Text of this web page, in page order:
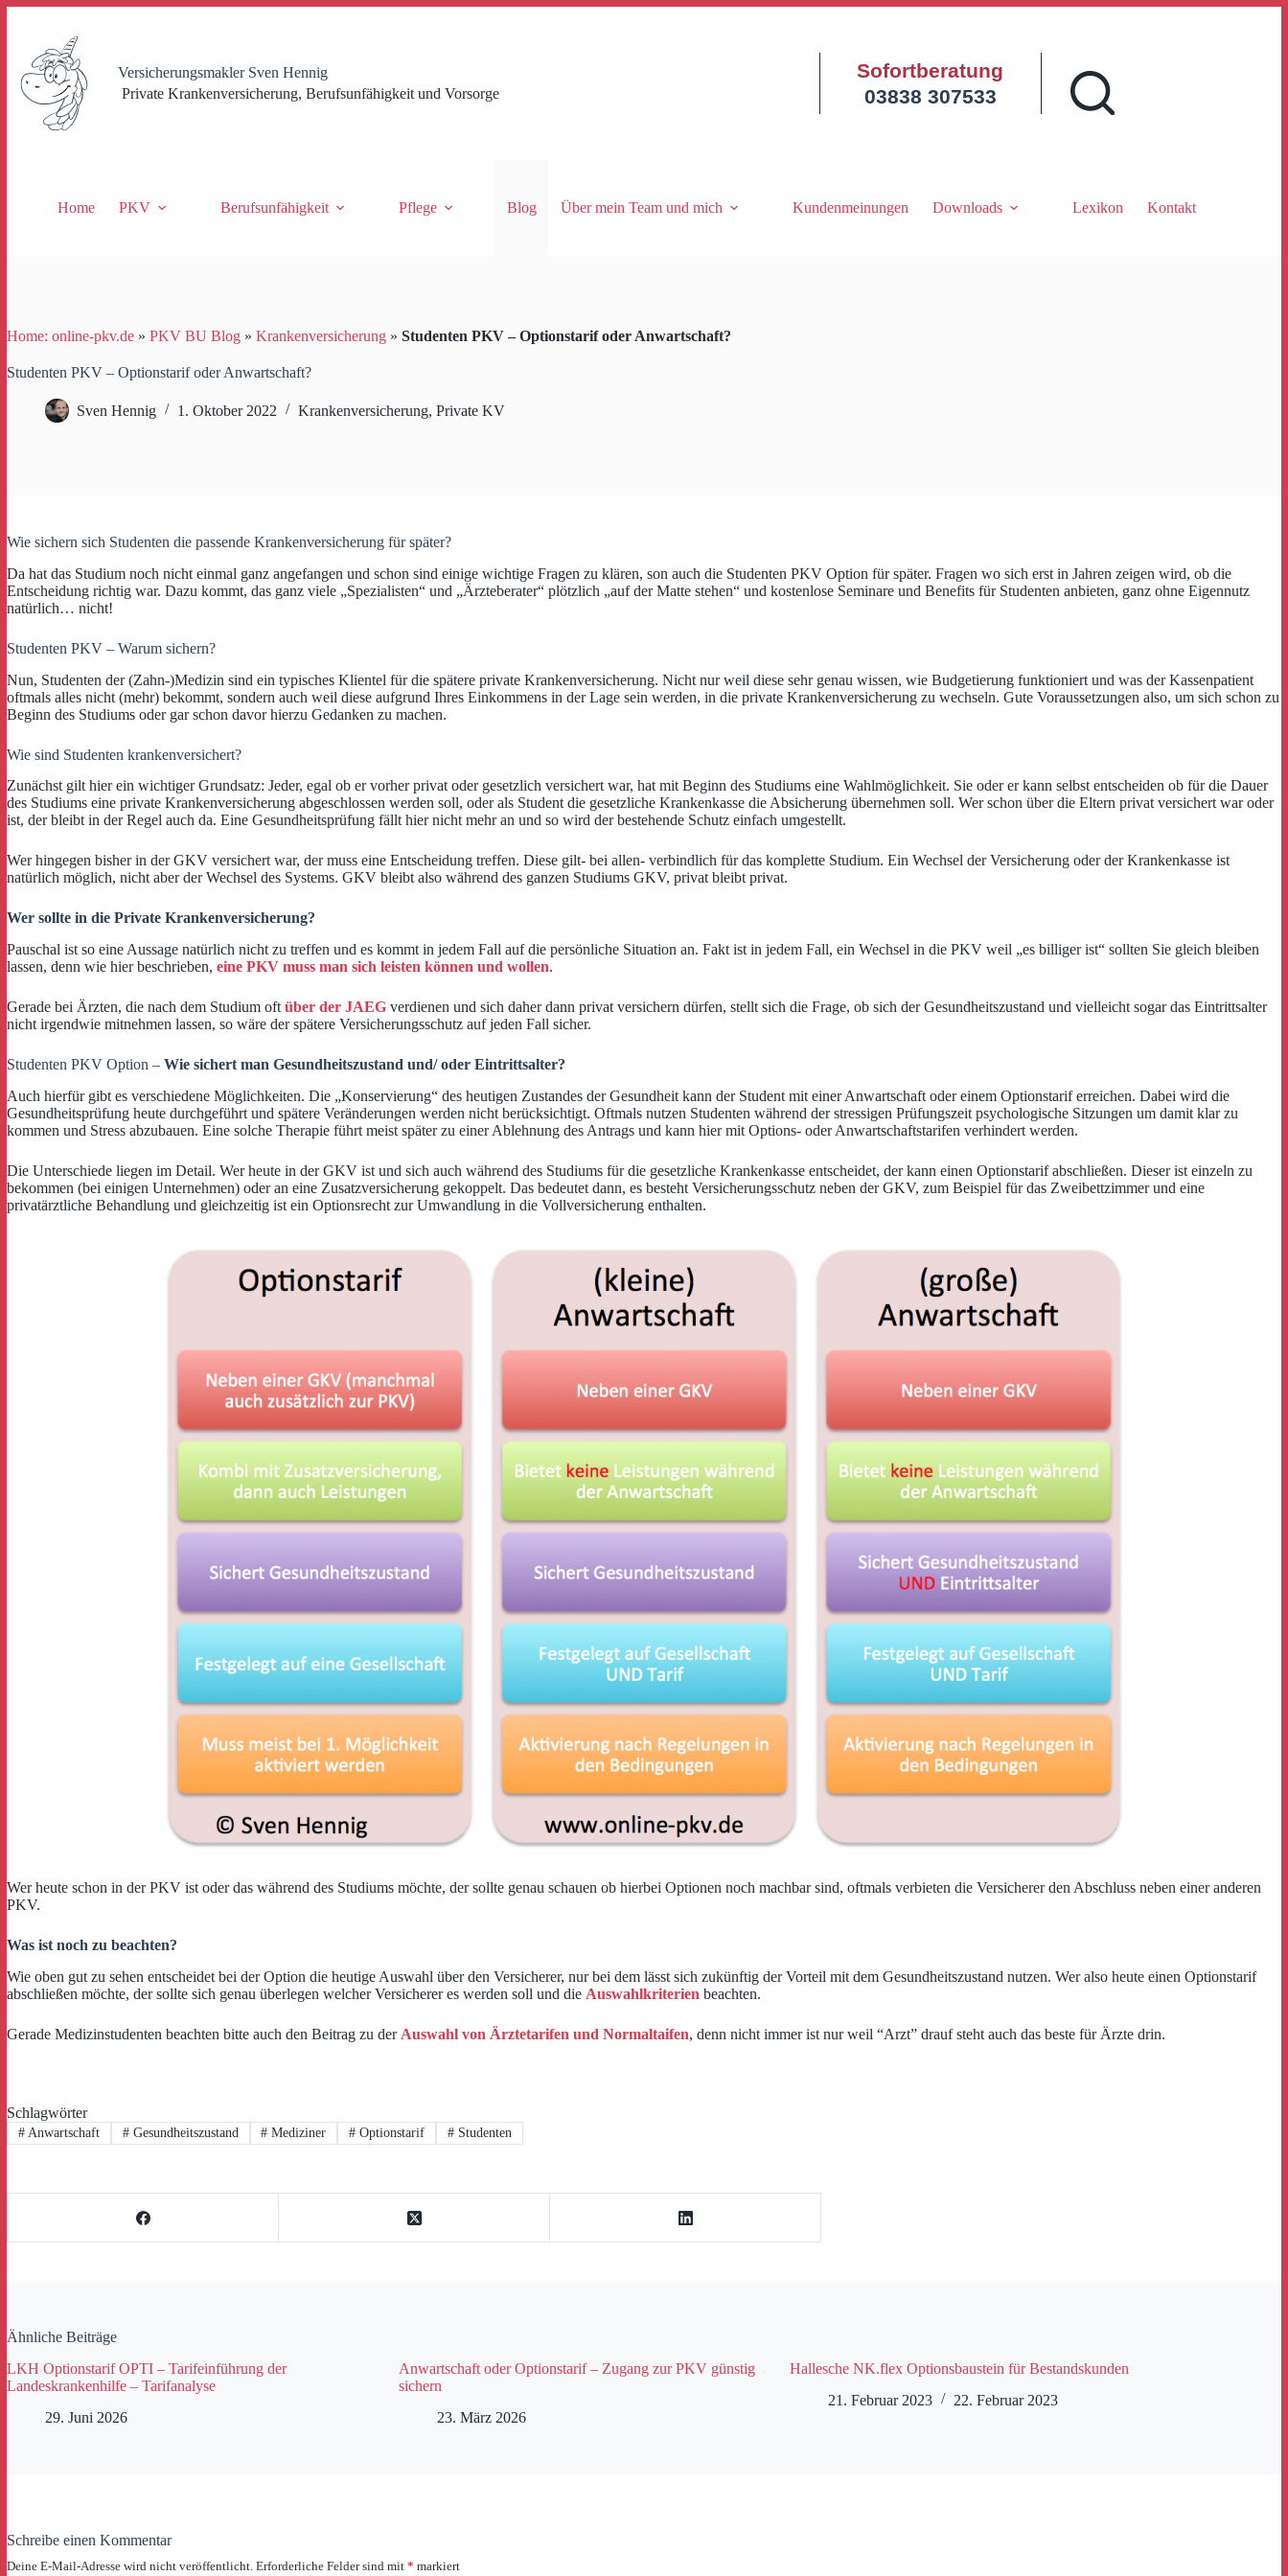
springen
Versicherungsmakler Sven Hennig
Private Krankenversicherung, Berufsunfähigkeit und Vorsorge
Sofortberatung
03838 307533
Home PKV Berufsunfähigkeit Pflege Blog Über mein Team und mich Kundenmeinungen Downloads Lexikon Kontakt
Home: online-pkv.de » PKV BU Blog » Krankenversicherung » Studenten PKV – Optionstarif oder Anwartschaft?
Studenten PKV – Optionstarif oder Anwartschaft?
Sven Hennig 1. Oktober 2022 Krankenversicherung, Private KV
Wie sichern sich Studenten die passende Krankenversicherung für später?
Da hat das Studium noch nicht einmal ganz angefangen und schon sind einige wichtige Fragen zu klären, son auch die Studenten PKV Option für später. Fragen wo sich erst in Jahren zeigen wird, ob die
Entscheidung richtig war. Dazu kommt, das ganz viele „Spezialisten“ und „Ärzteberater“ plötzlich „auf der Matte stehen“ und kostenlose Seminare und Benefits für Studenten anbieten, ganz ohne Eigennutz
natürlich… nicht!
Studenten PKV – Warum sichern?
Nun, Studenten der (Zahn-)Medizin sind ein typisches Klientel für die spätere private Krankenversicherung. Nicht nur weil diese sehr genau wissen, wie Budgetierung funktioniert und was der Kassenpatient
oftmals alles nicht (mehr) bekommt, sondern auch weil diese aufgrund Ihres Einkommens in der Lage sein werden, in die private Krankenversicherung zu wechseln. Gute Voraussetzungen also, um sich schon zu
Beginn des Studiums oder gar schon davor hierzu Gedanken zu machen.
Wie sind Studenten krankenversichert?
Zunächst gilt hier ein wichtiger Grundsatz: Jeder, egal ob er vorher privat oder gesetzlich versichert war, hat mit Beginn des Studiums eine Wahlmöglichkeit. Sie oder er kann selbst entscheiden ob für die Dauer
des Studiums eine private Krankenversicherung abgeschlossen werden soll, oder als Student die gesetzliche Krankenkasse die Absicherung übernehmen soll. Wer schon über die Eltern privat versichert war oder
ist, der bleibt in der Regel auch da. Eine Gesundheitsprüfung fällt hier nicht mehr an und so wird der bestehende Schutz einfach umgestellt.
Wer hingegen bisher in der GKV versichert war, der muss eine Entscheidung treffen. Diese gilt- bei allen- verbindlich für das komplette Studium. Ein Wechsel der Versicherung oder der Krankenkasse ist
natürlich möglich, nicht aber der Wechsel des Systems. GKV bleibt also während des ganzen Studiums GKV, privat bleibt privat.
Wer sollte in die Private Krankenversicherung?
Pauschal ist so eine Aussage natürlich nicht zu treffen und es kommt in jedem Fall auf die persönliche Situation an. Fakt ist in jedem Fall, ein Wechsel in die PKV weil „es billiger ist“ sollten Sie gleich bleiben
lassen, denn wie hier beschrieben, eine PKV muss man sich leisten können und wollen.
Gerade bei Ärzten, die nach dem Studium oft über der JAEG verdienen und sich daher dann privat versichern dürfen, stellt sich die Frage, ob sich der Gesundheitszustand und vielleicht sogar das Eintrittsalter
nicht irgendwie mitnehmen lassen, so wäre der spätere Versicherungsschutz auf jeden Fall sicher.
Studenten PKV Option – Wie sichert man Gesundheitszustand und/ oder Eintrittsalter?
Auch hierfür gibt es verschiedene Möglichkeiten. Die „Konservierung“ des heutigen Zustandes der Gesundheit kann der Student mit einer Anwartschaft oder einem Optionstarif erreichen. Dabei wird die
Gesundheitsprüfung heute durchgeführt und spätere Veränderungen werden nicht berücksichtigt. Oftmals nutzen Studenten während der stressigen Prüfungszeit psychologische Sitzungen um damit klar zu
kommen und Stress abzubauen. Eine solche Therapie führt meist später zu einer Ablehnung des Antrags und kann hier mit Options- oder Anwartschaftstarifen verhindert werden.
Die Unterschiede liegen im Detail. Wer heute in der GKV ist und sich auch während des Studiums für die gesetzliche Krankenkasse entscheidet, der kann einen Optionstarif abschließen. Dieser ist einzeln zu
bekommen (bei einigen Unternehmen) oder an eine Zusatzversicherung gekoppelt. Das bedeutet dann, es besteht Versicherungsschutz neben der GKV, zum Beispiel für das Zweibettzimmer und eine
privatärztliche Behandlung und gleichzeitig ist ein Optionsrecht zur Umwandlung in die Vollversicherung enthalten.
Wer heute schon in der PKV ist oder das während des Studiums möchte, der sollte genau schauen ob hierbei Optionen noch machbar sind, oftmals verbieten die Versicherer den Abschluss neben einer anderen
PKV.
Was ist noch zu beachten?
Wie oben gut zu sehen entscheidet bei der Option die heutige Auswahl über den Versicherer, nur bei dem lässt sich zukünftig der Vorteil mit dem Gesundheitszustand nutzen. Wer also heute einen Optionstarif
abschließen möchte, der sollte sich genau überlegen welcher Versicherer es werden soll und die Auswahlkriterien beachten.
Gerade Medizinstudenten beachten bitte auch den Beitrag zu der Auswahl von Ärztetarifen und Normaltaifen, denn nicht immer ist nur weil “Arzt” drauf steht auch das beste für Ärzte drin.
Schlagwörter
#Anwartschaft #Gesundheitszustand # Mediziner # Optionstarif # Studenten
Ähnliche Beiträge
LKH Optionstarif OPTI – Tarifeinführung der
Landeskrankenhilfe – Tarifanalyse
29. Juni 2026
Anwartschaft oder Optionstarif – Zugang zur PKV günstig
sichern
23. März 2026
Hallesche NK.flex Optionsbaustein für Bestandskunden
21. Februar 2023
22. Februar 2023
Schreibe einen Kommentar
Deine E-Mail-Adresse wird nicht veröffentlicht. Erforderliche Felder sind mit * markiert